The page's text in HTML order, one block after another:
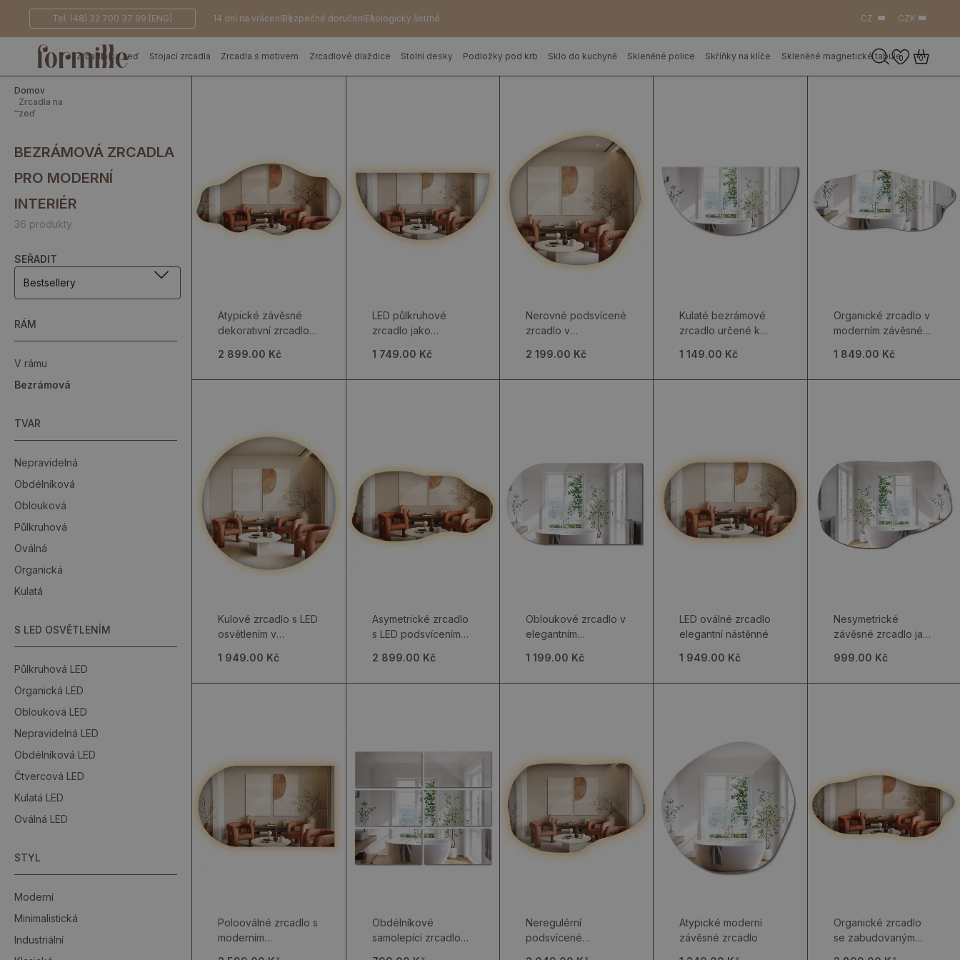
Tel. (48) 32 700 37 99 [ENG] 14 dní na vráceníBezpečné doručeníEkologicky šetrné CZ CZK
Zrcadla na zeď Stojací zrcadla Zrcadla s motivem Zrcadlové dlaždice Stolní desky Podložky pod krb Sklo do kuchyně Skleněné police Skříňky na klíče Skleněné magnetické tabule0 0
Domov
Zrcadla na
zeď
BEZRÁMOVÁ ZRCADLA
PRO MODERNÍ
INTERIÉR
36 produkty
SEŘADIT
Bestsellery
RÁM
V rámu
Bezrámová
TVAR
Nepravidelná
Obdélníková
Oblouková
Půlkruhová
Oválná
Organická
Kulatá
S LED OSVĚTLENÍM
Půlkruhová LED
Organická LED
Oblouková LED
Nepravidelná LED
Obdélníková LED
Čtvercová LED
Kulatá LED
Oválná LED
STYL
Moderní
Minimalistická
Industriální
Atypické závěsné
dekorativní zrcadlo s
2 899.00 Kč
LED půlkruhové
zrcadlo jako
1 749.00 Kč
Nerovné podsvícené
zrcadlo v
na zeď
2 199.00 Kč
Kulaté bezrámové
zrcadlo určené k
1 149.00 Kč
Organické zrcadlo v
moderním závěsném
1 849.00 Kč
Kulové zrcadlo s LED
osvětlením v
1 949.00 Kč
Asymetrické zrcadlo
s LED podsvícením
závěsný kousek
2 899.00 Kč
Obloukové zrcadlo v
elegantním
1 199.00 Kč
LED oválné zrcadlo
elegantní nástěnné
1 949.00 Kč
Nesymetrické
závěsné zrcadlo jako
999.00 Kč
Polooválné zrcadlo s
moderním
Obdélníkové
samolepící zrcadlové
Neregulérní
podsvícené
Atypické moderní
závěsné zrcadlo
Organické zrcadlo
se zabudovaným